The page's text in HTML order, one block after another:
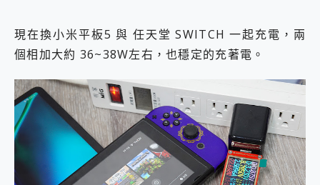
現在換小米平板5 與 任天堂 SWITCH 一起充電，兩
個相加大約 36~38W左右，也穩定的充著電。